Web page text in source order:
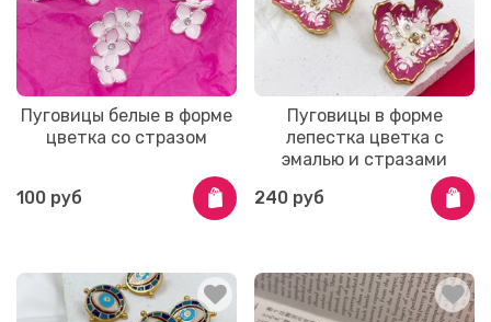
Пуговицы белые в форме
цветка со стразом
100 руб
Пуговицы в форме
лепестка цветка с
эмалью и стразами
240 руб